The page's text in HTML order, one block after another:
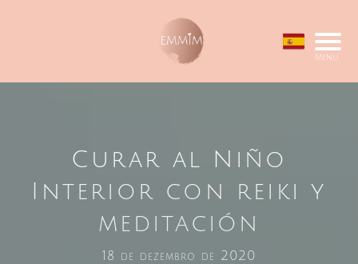
Menu
Curar al Niño
Interior con reiki y
meditación
18 de dezembro de 2020